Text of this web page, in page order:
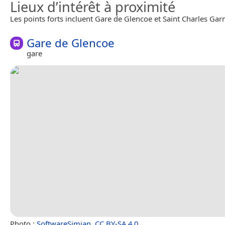
Lieux d’intérêt à proximité
Les points forts incluent Gare de Glencoe et Saint Charles
Gare de Glencoe
gare